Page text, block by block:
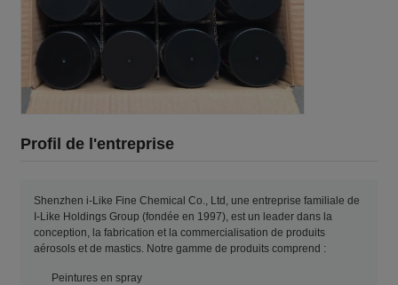
Profil de l'entreprise
Shenzhen i-Like Fine Chemical Co., Ltd, une entreprise familiale de
I-Like Holdings Group (fondée en 1997), est un leader dans la
conception, la fabrication et la commercialisation de produits
aérosols et de mastics. Notre gamme de produits comprend :
Peintures en spray